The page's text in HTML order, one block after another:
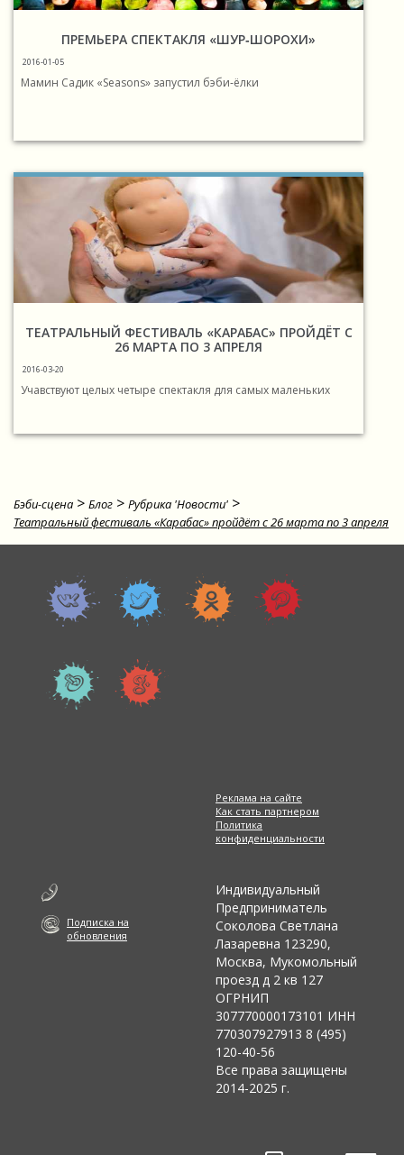
ПРЕМЬЕРА СПЕКТАКЛЯ «ШУР‐ШОРОХИ»
2016-01-05
Мамин Садик «Seasons» запустил бэби‐ёлки
ТЕАТРАЛЬНЫЙ ФЕСТИВАЛЬ «КАРАБАС» ПРОЙДЁТ С
26 МАРТА ПО 3 АПРЕЛЯ
2016-03-20
Учавствуют целых четыре спектакля для самых маленьких
Бэби-сцена > Блог > Рубрика 'Новости' >
Театральный фестиваль «Карабас» пройдёт с 26 марта по 3 апреля
Реклама на сайте
Как стать партнером
Политика
конфиденциальности
Подписка на
обновления
Индивидуальный
Предприниматель
Соколова Светлана
Лазаревна 123290,
Москва, Мукомольный
проезд д 2 кв 127
ОГРНИП
307770000173101 ИНН
770307927913 8 (495)
120-40-56
Все права защищены
2014-2025 г.